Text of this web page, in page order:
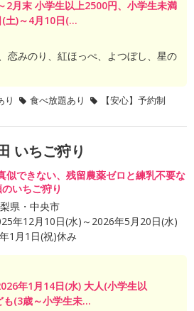
2月末 小学生以上2500円、小学生未満
土)～4月10日(...
恋みのり、紅ほっぺ、よつぼし、星の
り 食べ放題あり 【安心】予約制
いちご狩り
似できない、残留農薬ゼロと練乳不要な
いちご狩り
県・中央市
年12月10日(水)～2026年5月20日(水)
1月1日(祝)休み
年1月14日(水) 大人(小学生以
(3歳～小学生未...